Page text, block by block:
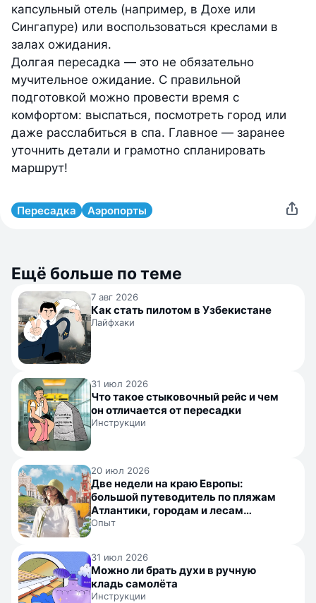
капсульный отель (например, в Дохе или
Сингапуре) или воспользоваться креслами в
залах ожидания.
Долгая пересадка — это не обязательно
мучительное ожидание. С правильной
подготовкой можно провести время с
комфортом: выспаться, посмотреть город или
даже расслабиться в спа. Главное — заранее
уточнить детали и грамотно спланировать
маршрут!
Пересадка Аэропорты
Ещё больше по теме
7 авг 2026
Как стать пилотом в Узбекистане
Лайфхаки
31 июл 2026
Что такое стыковочный рейс и чем
он отличается от пересадки
Инструкции
20 июл 2026
Две недели на краю Европы:
большой путеводитель по пляжам
Атлантики, городам и лесам
Португалии
Опыт
31 июл 2026
Можно ли брать духи в ручную
кладь самолёта
Инструкции